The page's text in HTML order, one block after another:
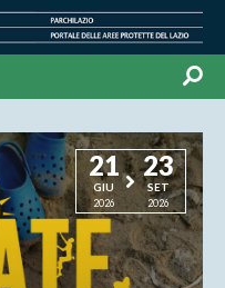
21
GIU
2026
23
SET
2026